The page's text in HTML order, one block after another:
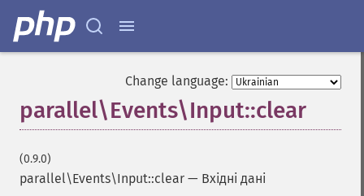
Change language:
parallel\Events\Input::clear
(0.9.0)
parallel\Events\Input::clear — Вхідні дані